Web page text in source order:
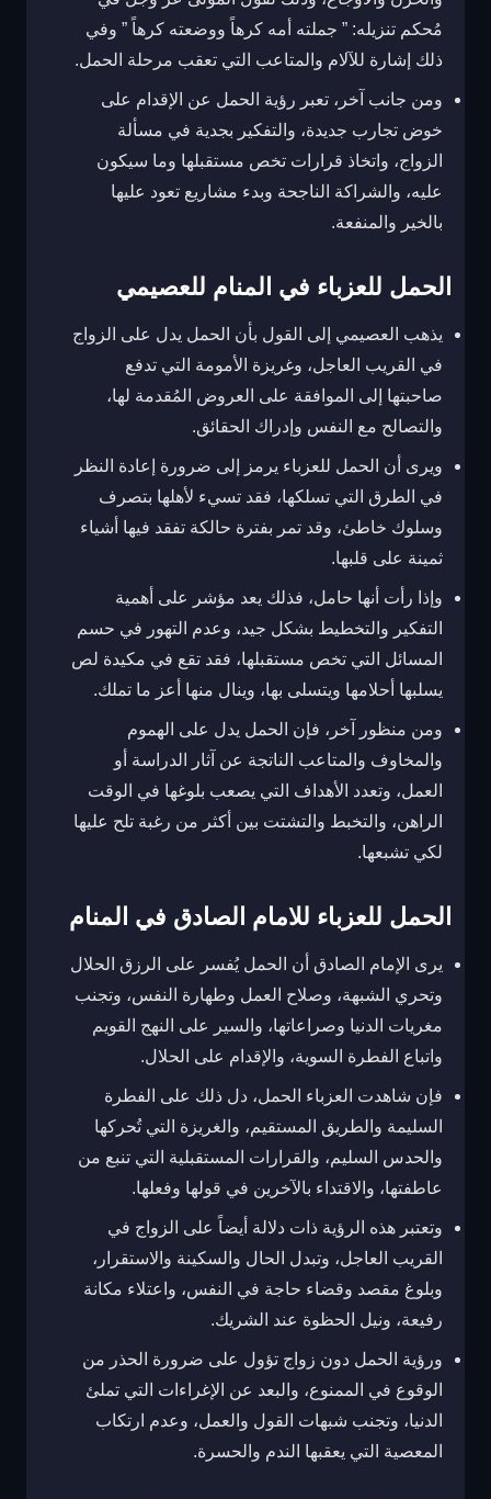
مُحكم تنزيله: ” جملته أمه كرهاً ووضعته كرهاً ” وفي
ذلك إشارة للآلام والمتاعب التي تعقب مرحلة الحمل.
ومن جانب آخر، تعبر رؤية الحمل عن الإقدام على
خوض تجارب جديدة، والتفكير بجدية في مسألة
الزواج، واتخاذ قرارات تخص مستقبلها وما سيكون
عليه، والشراكة الناجحة وبدء مشاريع تعود عليها
بالخير والمنفعة.
الحمل للعزباء في المنام للعصيمي
يذهب العصيمي إلى القول بأن الحمل يدل على الزواج
في القريب العاجل، وغريزة الأمومة التي تدفع
صاحبتها إلى الموافقة على العروض المُقدمة لها،
والتصالح مع النفس وإدراك الحقائق.
ويرى أن الحمل للعزباء يرمز إلى ضرورة إعادة النظر
في الطرق التي تسلكها، فقد تسيء لأهلها بتصرف
وسلوك خاطئ، وقد تمر بفترة حالكة تفقد فيها أشياء
ثمينة على قلبها.
وإذا رأت أنها حامل، فذلك يعد مؤشر على أهمية
التفكير والتخطيط بشكل جيد، وعدم التهور في حسم
المسائل التي تخص مستقبلها، فقد تقع في مكيدة لص
يسلبها أحلامها ويتسلى بها، وينال منها أعز ما تملك.
ومن منظور آخر، فإن الحمل يدل على الهموم
والمخاوف والمتاعب الناتجة عن آثار الدراسة أو
العمل، وتعدد الأهداف التي يصعب بلوغها في الوقت
الراهن، والتخبط والتشتت بين أكثر من رغبة تلح عليها
لكي تشبعها.
الحمل للعزباء للامام الصادق في المنام
يرى الإمام الصادق أن الحمل يُفسر على الرزق الحلال
وتحري الشبهة، وصلاح العمل وطهارة النفس، وتجنب
مغريات الدنيا وصراعاتها، والسير على النهج القويم
واتباع الفطرة السوية، والإقدام على الحلال.
فإن شاهدت العزباء الحمل، دل ذلك على الفطرة
السليمة والطريق المستقيم، والغريزة التي تُحركها
والحدس السليم، والقرارات المستقبلية التي تنبع من
عاطفتها، والاقتداء بالآخرين في قولها وفعلها.
وتعتبر هذه الرؤية ذات دلالة أيضاً على الزواج في
القريب العاجل، وتبدل الحال والسكينة والاستقرار،
وبلوغ مقصد وقضاء حاجة في النفس، واعتلاء مكانة
رفيعة، ونيل الحظوة عند الشريك.
ورؤية الحمل دون زواج تؤول على ضرورة الحذر من
الوقوع في الممنوع، والبعد عن الإغراءات التي تملئ
الدنيا، وتجنب شبهات القول والعمل، وعدم ارتكاب
المعصية التي يعقبها الندم والحسرة.